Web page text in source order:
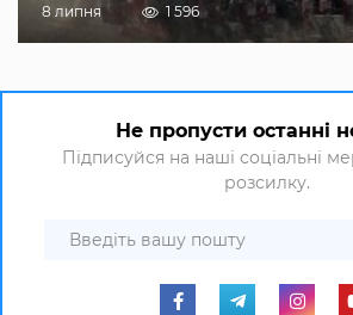
8 липня 1 596
Не пропусти останні
Підписуйся на наші соціальні
розсилку.